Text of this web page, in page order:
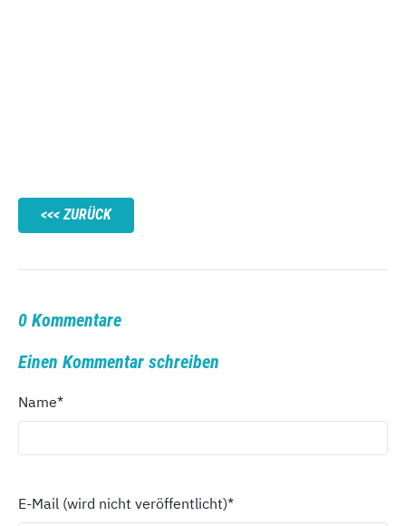
ZURÜCK
0 Kommentare
Einen Kommentar schreiben
Name*
E-Mail (wird nicht veröffentlicht)*